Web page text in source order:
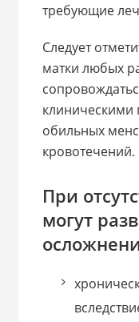
требующие
Следует
матки любых
клиническими
обильных
кровотечений.
При
могут